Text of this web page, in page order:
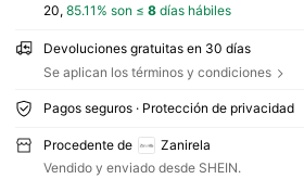
20, 85.11% son ≤ 8días hábiles
Devoluciones gratuitas en 30 días
Se aplican los términos y condiciones
Pagos seguros · Protección de privacidad
Procedente de
Zanirela
Vendido y enviado desde SHEIN.